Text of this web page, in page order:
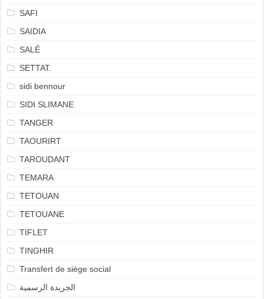
SAFI
SAIDIA
SALÉ
SETTAT.
sidi bennour
SIDI SLIMANE
TANGER
TAOURIRT
TAROUDANT
TEMARA
TETOUAN
TETOUANE
TIFLET
TINGHIR
Transfert de siège social
الجريدة الرسمية